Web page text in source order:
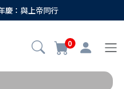
慶：與上帝同行
0